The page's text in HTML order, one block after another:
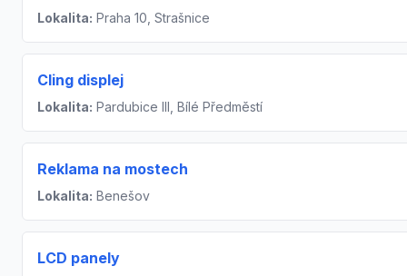
Lokalita: Praha 10, Strašnice
Cling displej
Lokalita: Pardubice III, Bílé Předměstí
Reklama na mostech
Lokalita: Benešov
LCD panely